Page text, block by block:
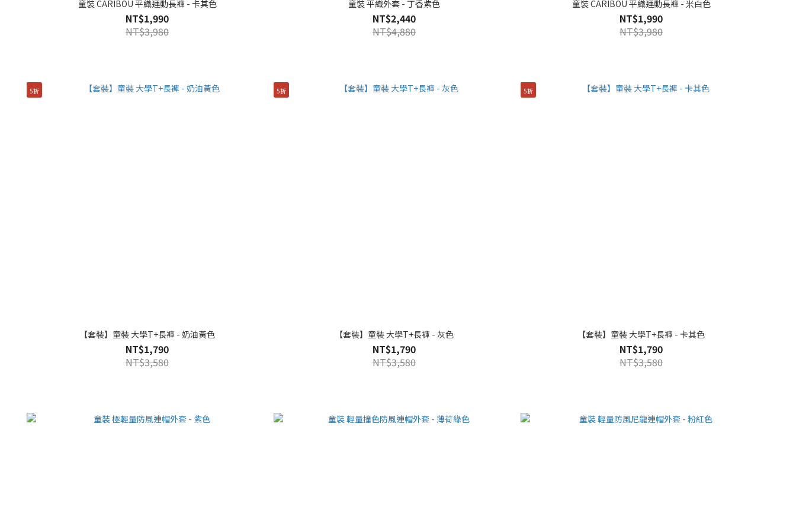
童裝 CARIBOU 平織運動長褲 - 卡其色
NT$1,990
NT$3,980
童裝 平織外套 - 丁香紫色
NT$2,440
NT$4,880
童裝 CARIBOU 平織運動長褲 - 米白色
NT$1,990
NT$3,980
5折
【套裝】童裝 大學T+長褲 - 奶油黃色
NT$1,790
NT$3,580
5折
【套裝】童裝 大學T+長褲 - 灰色
NT$1,790
NT$3,580
5折
【套裝】童裝 大學T+長褲 - 卡其色
NT$1,790
NT$3,580